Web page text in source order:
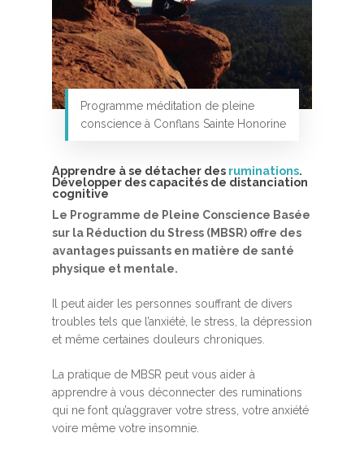
Programme méditation de pleine
conscience à Conflans Sainte Honorine
Apprendre à se détacher des ruminations.
Développer des capacités de distanciation
cognitive
Le Programme de Pleine Conscience Basée
sur la Réduction du Stress (MBSR) offre des
avantages puissants en matière de santé
physique et mentale.
Il peut aider les personnes souffrant de divers
troubles tels que l’anxiété, le stress, la dépression
et même certaines douleurs chroniques.
La pratique de MBSR peut vous aider à
apprendre à vous déconnecter des ruminations
qui ne font qu’aggraver votre stress, votre anxiété
voire même votre insomnie.
Accueil
Méditation
MBSR
Méditation pleine
Stage de méditation
Thérapie :
Somatic Experiencing
Entreprise